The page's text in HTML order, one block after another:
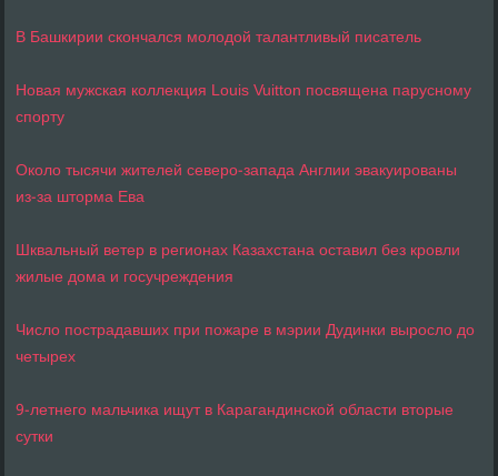
В Башкирии скончался молодой талантливый писатель
Новая мужская коллекция Louis Vuitton посвящена парусному
спорту
Около тысячи жителей северо-запада Англии эвакуированы
из-за шторма Ева
Шквальный ветер в регионах Казахстана оставил без кровли
жилые дома и госучреждения
Число пострадавших при пожаре в мэрии Дудинки выросло до
четырех
9-летнего мальчика ищут в Карагандинской области вторые
сутки